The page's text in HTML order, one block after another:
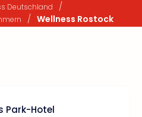
Deutschland /
/ Wellness Rostock
Park-Hotel